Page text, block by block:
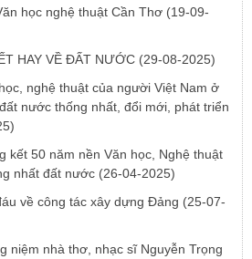
học nghệ thuật Cần Thơ (19-09-
HAY VỀ ĐẤT NƯỚC (29-08-2025)
nghệ thuật của người Việt Nam ở
nước thống nhất, đổi mới, phát triển
kết 50 năm nền Văn học, Nghệ thuật
nhất đất nước (26-04-2025)
về công tác xây dựng Đảng (25-07-
niệm nhà thơ, nhạc sĩ Nguyễn Trọng